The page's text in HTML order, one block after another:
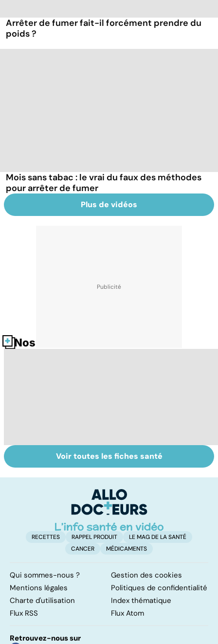
Arrêter de fumer fait-il forcément prendre du
poids ?
Mois sans tabac : le vrai du faux des méthodes
pour arrêter de fumer
Plus de vidéos
Nos fiches santé
Comment tenir
ses bonnes
BPCO, la
bronchite du
Voir toutes les fiches santé
RECETTES RAPPEL PRODUIT
LE MAG DE LA SANTÉ
CANCER
MÉDICAMENTS
Qui sommes-nous ?
Gestion des cookies
Mentions légales
Politiques de confidentialité
Charte d'utilisation
Index thématique
Flux RSS
Flux Atom
Retrouvez-nous sur